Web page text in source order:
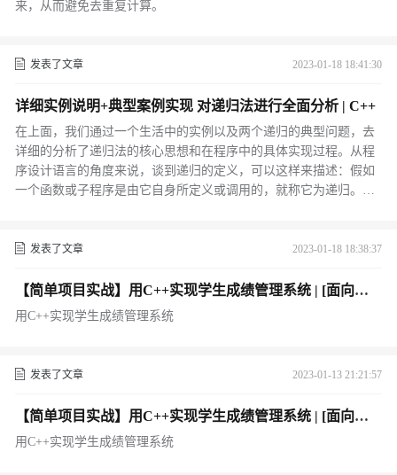
来，从而避免去重复计算。
发表了文章 2023-01-18 18:41:30
详细实例说明+典型案例实现 对递归法进行全面分析 | C++
在上面，我们通过一个生活中的实例以及两个递归的典型问题，去
详细的分析了递归法的核心思想和在程序中的具体实现过程。从程
序设计语言的角度来说，谈到递归的定义，可以这样来描述：假如
一个函数或子程序是由它自身所定义或调用的，就称它为递归。它
发表了文章 2023-01-18 18:38:37
【简单项目实战】用C++实现学生成绩管理系统 | [面向对
象]（二）
用C++实现学生成绩管理系统
发表了文章 2023-01-13 21:21:57
【简单项目实战】用C++实现学生成绩管理系统 | [面向对
象](一)
用C++实现学生成绩管理系统